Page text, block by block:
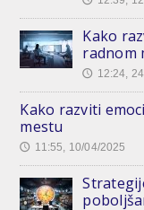
Kako
radnom
🕔 12:24,
Kako razviti
mestu
🕔 11:55, 10/04/2025